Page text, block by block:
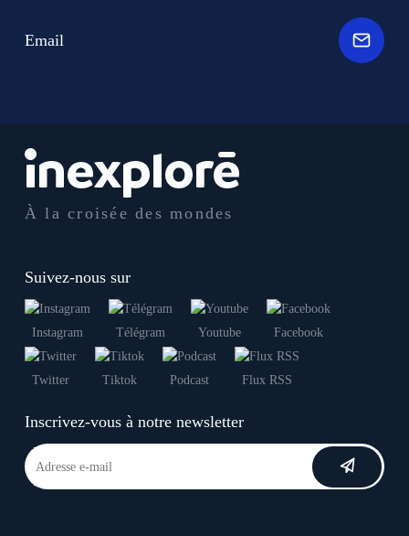
À la croisée des mondes
Suivez-nous sur
Instagram Télégram Youtube Facebook
Twitter Tiktok Podcast Flux RSS
Inscrivez-vous à notre newsletter
Email